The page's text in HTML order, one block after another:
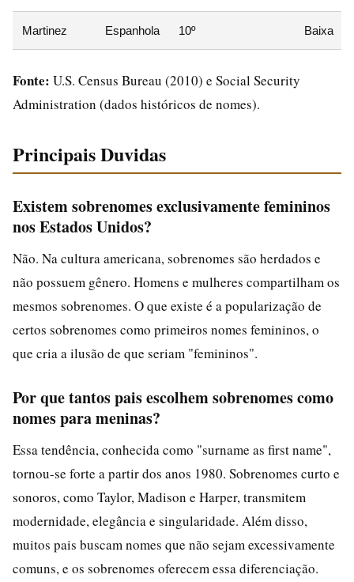
Martinez Espanhola 10º Baixa
Fonte: U.S. Census Bureau (2010) e Social Security
Administration (dados históricos de nomes).
Principais Duvidas
Existem sobrenomes exclusivamente femininos
nos Estados Unidos?
Não. Na cultura americana, sobrenomes são herdados e
não possuem gênero. Homens e mulheres compartilham os
mesmos sobrenomes. O que existe é a popularização de
certos sobrenomes como primeiros nomes femininos, o
que cria a ilusão de que seriam "femininos".
Por que tantos pais escolhem sobrenomes como
nomes para meninas?
Essa tendência, conhecida como "surname as first name",
tornou-se forte a partir dos anos 1980. Sobrenomes curto e
sonoros, como Taylor, Madison e Harper, transmitem
modernidade, elegância e singularidade. Além disso,
muitos pais buscam nomes que não sejam excessivamente
comuns, e os sobrenomes oferecem essa diferenciação.